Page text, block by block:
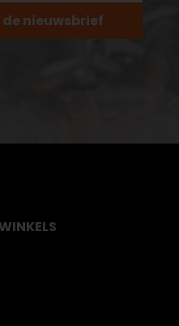
nieuwsbrief